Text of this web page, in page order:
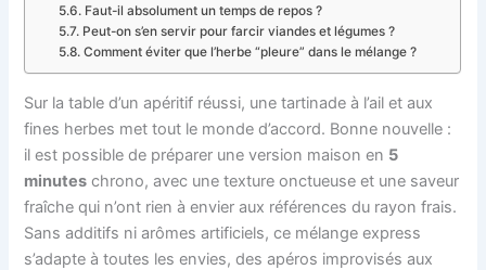
Faut-il absolument un temps de repos ?
Peut-on s’en servir pour farcir viandes et légumes ?
Comment éviter que l’herbe “pleure” dans le mélange ?
Sur la table d’un apéritif réussi, une tartinade à l’ail et aux
fines herbes met tout le monde d’accord. Bonne nouvelle :
il est possible de préparer une version maison en 5
minutes chrono, avec une texture onctueuse et une saveur
fraîche qui n’ont rien à envier aux références du rayon frais.
Sans additifs ni arômes artificiels, ce mélange express
s’adapte à toutes les envies, des apéros improvisés aux